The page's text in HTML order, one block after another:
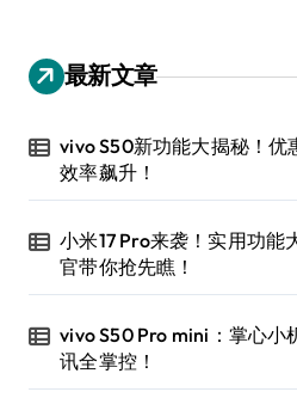
最新文章
vivo S50新功能大揭秘！优
效率飙升！
小米17 Pro来袭！实用功能
官带你抢先瞧！
vivo S50 Pro mini：掌心小
讯全掌控！